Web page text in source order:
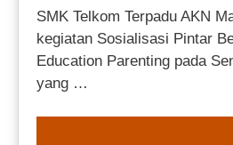
SMK Telkom Terpadu AKN
kegiatan Sosialisasi Pintar
Education Parenting pada
yang …